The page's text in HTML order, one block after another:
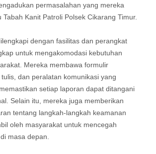
permasalahan yang mereka
Tabah Kanit Patroli Polsek Cikarang Timur.
dengan fasilitas dan perangkat
untuk mengakomodasi kebutuhan
Mereka membawa formulir
dan peralatan komunikasi yang
setiap laporan dapat ditangani
Selain itu, mereka juga memberikan
tentang langkah-langkah keamanan
oleh masyarakat untuk mencegah
masa depan.